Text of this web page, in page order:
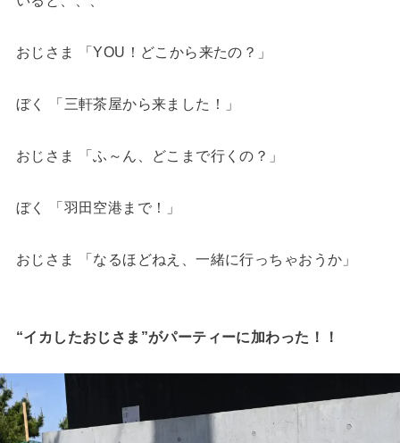
おじさま 「YOU！どこから来たの？」
ぼく 「三軒茶屋から来ました！」
おじさま 「ふ～ん、どこまで行くの？」
ぼく 「羽田空港まで！」
おじさま 「なるほどねえ、一緒に行っちゃおうか」
“イカしたおじさま”がパーティーに加わった！！